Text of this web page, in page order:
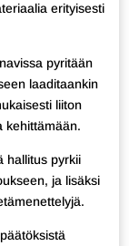
erityisesti
pyritään
laaditaankin
liiton
kehittämään.
hallitus pyrkii
ja lisäksi